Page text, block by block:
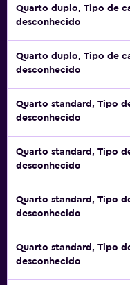
Quarto duplo, Tipo de
desconhecido
Quarto duplo, Tipo de
desconhecido
Quarto standard, Tipo
desconhecido
Quarto standard, Tipo
desconhecido
Quarto standard, Tipo
desconhecido
Quarto standard, Tipo
desconhecido